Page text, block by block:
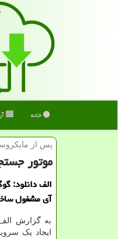
خانه
پس از
موتور
الف دانلود:
آی مشغول
به گزارش
ایجاد یک